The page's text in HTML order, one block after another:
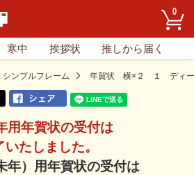
0
寒中 挨拶状 推しから届く
シンプルフレーム 年賀状 横×２ １ ディー
用年賀状の受付は
いたしました。
年）用年賀状の受付は